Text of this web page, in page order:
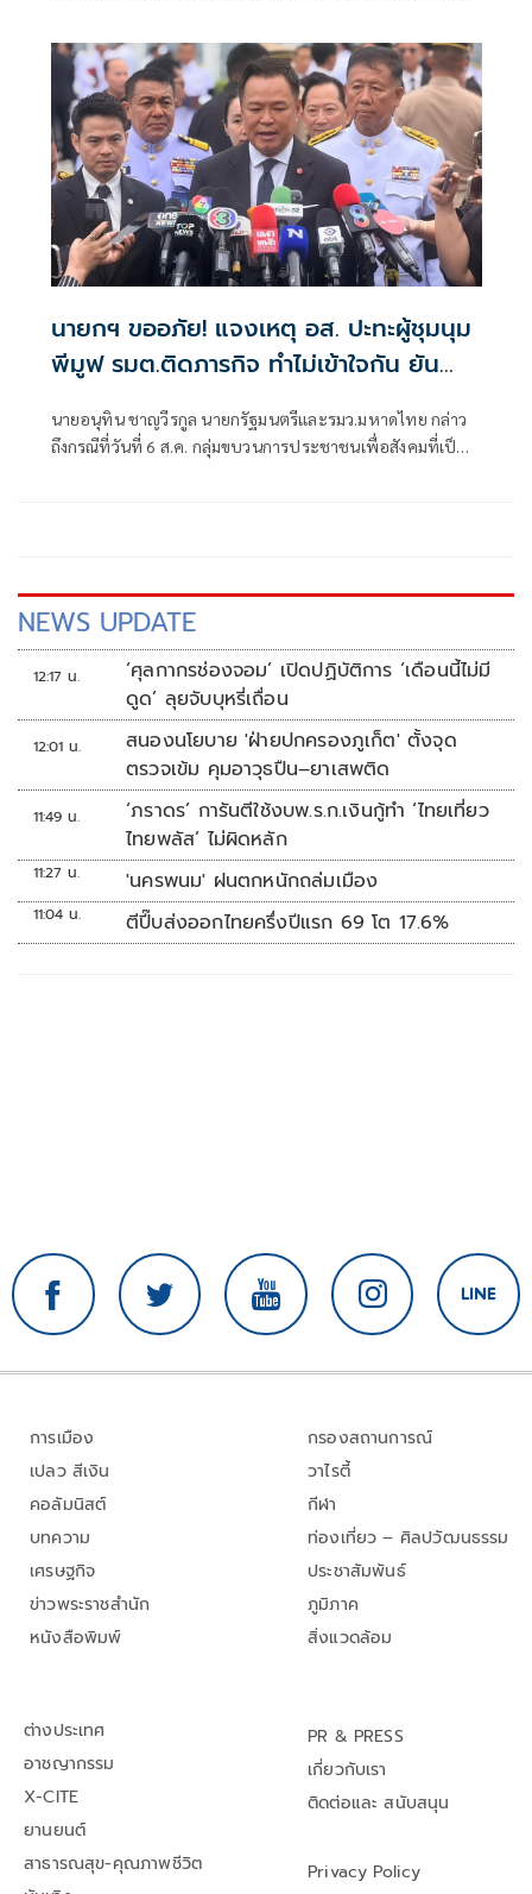
กรรมาธิการ มีการอ้างชื่อนายกรัฐมนตรี เข้าไปเกี่ยวข้องกับการ
ทุจริตสอบท้องถิ่น
นายกฯ ขออภัย! แจงเหตุ อส. ปะทะผู้ชุมนุม
พีมูฟ รมต.ติดภารกิจ ทำไม่เข้าใจกัน ยัน
นายอนุทิน ชาญวีรกูล นายกรัฐมนตรีและรมว.มหาดไทย กล่าว
ถึงกรณีที่วันที่ 6 ส.ค. กลุ่มขบวนการประชาชนเพื่อสังคมที่เป็น
NEWS UPDATE
12:17 น.
‘ศุลกากรช่องจอม’ เปิดปฏิบัติการ ‘เดือนนี้ไม่มี
ดูด’ ลุยจับบุหรี่เถื่อน
12:01 น.
สนองนโยบาย 'ฝ่ายปกครองภูเก็ต' ตั้งจุด
ตรวจเข้ม คุมอาวุธปืน–ยาเสพติด
11:49 น.
‘ภราดร’ การันตีใช้งบพ.ร.ก.เงินกู้ทำ ‘ไทยเที่ยว
ไทยพลัส’ ไม่ผิดหลัก
11:27 น. 'นครพนม' ฝนตกหนักถล่มเมือง
11:04 น. ตีปี๊บส่งออกไทยครึ่งปีแรก 69 โต 17.6%
การเมือง
เปลว สีเงิน
คอลัมนิสต์
บทความ
เศรษฐกิจ
ข่าวพระราชสำนัก
หนังสือพิมพ์
กรองสถานการณ์
วาไรตี้
กีฬา
ท่องเที่ยว – ศิลปวัฒนธรรม
ประชาสัมพันธ์
ภูมิภาค
สิ่งแวดล้อม
ต่างประเทศ
อาชญากรรม
X-CITE
ยานยนต์
สาธารณสุข-คุณภาพชีวิต
PR & PRESS
เกี่ยวกับเรา
ติดต่อและ สนับสนุน
Privacy Policy